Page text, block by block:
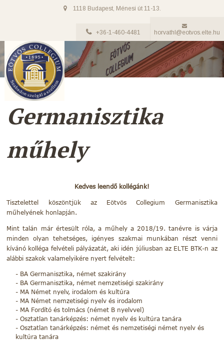
1118 Budapest, Ménesi út 11-13.
+36-1-460-4481 horvathl@eotvos.elte.hu
Germanisztika
műhely
Kedves leendő kollégánk!
Tisztelettel köszöntjük az Eötvös Collegium Germanisztika
műhelyének honlapján.
Mint talán már értesült róla, a műhely a 2018/19. tanévre is várja
minden olyan tehetséges, igényes szakmai munkában részt venni
kívánó kolléga felvételi pályázatát, aki idén júliusban az ELTE BTK-n az
alábbi szakok valamelyikére nyert felvételt:
BA Germanisztika, német szakirány
BA Germanisztika, német nemzetiségi szakirány
MA Német nyelv, irodalom és kultúra
MA Német nemzetiségi nyelv és irodalom
MA Fordító és tolmács (német B nyelvvel)
Osztatlan tanárképzés: német nyelv és kultúra tanára
Osztatlan tanárképzés: német és nemzetiségi német nyelv és
kultúra tanára